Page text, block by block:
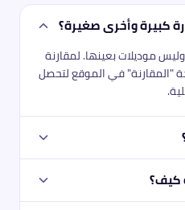
كبيرة وأخرى صغيرة؟
موديلات بعينها. لمقارنة
"المقارنة" في الموقع لتحصل
كيف؟